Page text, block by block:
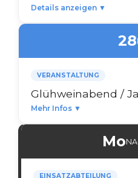
Details anzeigen ▼
28
VERANSTALTUNG
Glühweinabend /
Mehr Infos ▼
Mo
EINSATZABTEILUNG